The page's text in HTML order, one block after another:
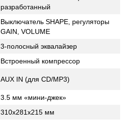
разработанный
Выключатель SHAPE, регуляторы
GAIN, VOLUME
3-полосный эквалайзер
Встроенный компрессор
AUX IN (для CD/MP3)
3.5 мм «мини-джек»
310х281х215 мм